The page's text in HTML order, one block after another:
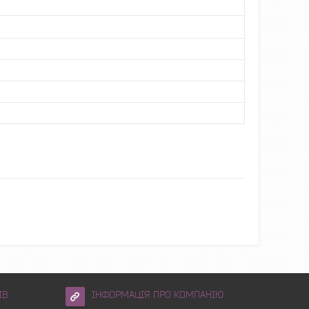
ІНФОРМАЦІЯ ПРО КОМПАНІЮ